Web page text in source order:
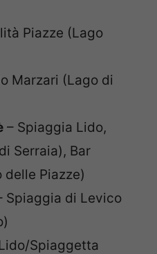
Piazze (Lago
Marzari (Lago di
– Spiaggia Lido,
Serraia), Bar
delle Piazze)
Spiaggia di Levico
Spiaggetta